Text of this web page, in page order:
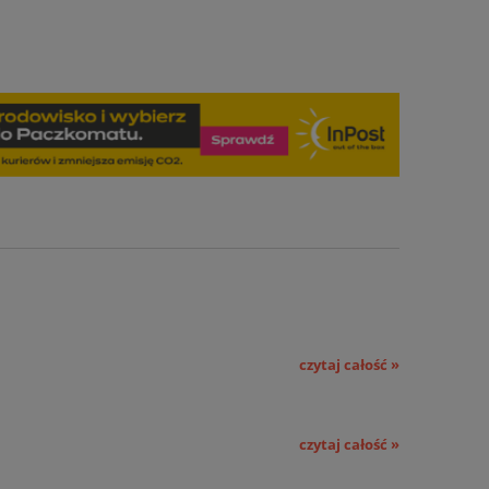
czytaj całość »
czytaj całość »